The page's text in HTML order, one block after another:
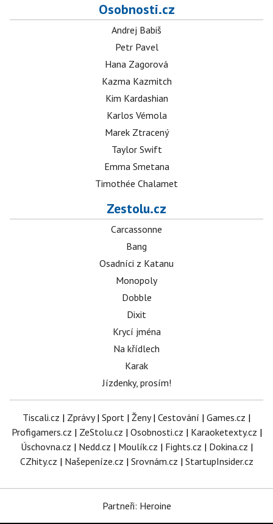
Osobnosti.cz
Andrej Babiš
Petr Pavel
Hana Zagorová
Kazma Kazmitch
Kim Kardashian
Karlos Vémola
Marek Ztracený
Taylor Swift
Emma Smetana
Timothée Chalamet
Zestolu.cz
Carcassonne
Bang
Osadníci z Katanu
Monopoly
Dobble
Dixit
Krycí jména
Na křídlech
Karak
Jízdenky, prosím!
Tiscali.cz | Zprávy| Sport | Ženy| Cestování | Games.cz |
Profigamers.cz | ZeStolu.cz | Osobnosti.cz | Karaoketexty.cz |
Úschovna.cz | Nedd.cz | Moulík.cz | Fights.cz | Dokina.cz |
CZhity.cz | Našepeníze.cz | Srovnám.cz | StartupInsider.cz
Partneři: Heroine